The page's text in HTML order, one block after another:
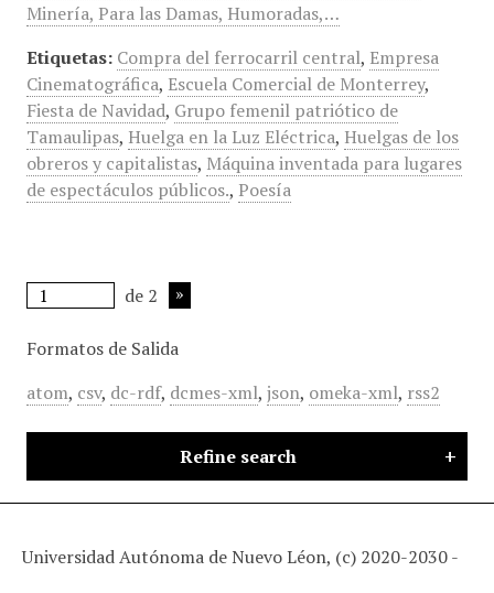
Minería, Para las Damas, Humoradas,…
Etiquetas: Compra del ferrocarril central, Empresa
Cinematográfica, Escuela Comercial de Monterrey,
Fiesta de Navidad, Grupo femenil patriótico de
Tamaulipas, Huelga en la Luz Eléctrica, Huelgas de los
obreros y capitalistas, Máquina inventada para lugares
de espectáculos públicos., Poesía
de 2
Formatos de Salida
atom, csv, dc-rdf, dcmes-xml, json, omeka-xml, rss2
Refine search
Universidad Autónoma de Nuevo Léon, (c) 2020-2030 -